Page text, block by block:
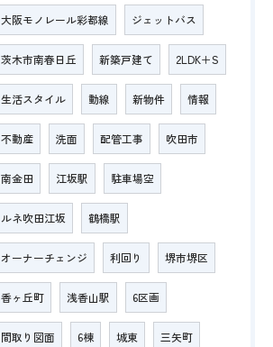
大阪モノレール彩都線 ジェットバス
茨木市南春日丘 新築戸建て 2LDK＋S
生活スタイル 動線 新物件 情報
不動産 洗面 配管工事 吹田市
南金田 江坂駅 駐車場空
ルネ吹田江坂 鶴橋駅
オーナーチェンジ 利回り 堺市堺区
香ヶ丘町 浅香山駅 6区画
間取り図面 6棟 城東 三矢町